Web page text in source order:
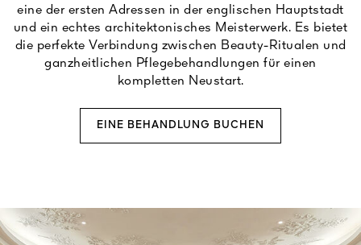
eine der ersten Adressen in der englischen Hauptstadt
und ein echtes architektonisches Meisterwerk. Es bietet
die perfekte Verbindung zwischen Beauty-Ritualen und
ganzheitlichen Pflegebehandlungen für einen
kompletten Neustart.
EINE BEHANDLUNG BUCHEN